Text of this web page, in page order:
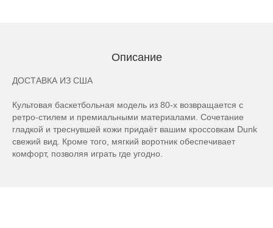
Описание
ДОСТАВКА ИЗ США
Культовая баскетбольная модель из 80-х возвращается с
ретро-стилем и премиальными материалами. Сочетание
гладкой и треснувшей кожи придаёт вашим кроссовкам Dunk
свежий вид. Кроме того, мягкий воротник обеспечивает
комфорт, позволяя играть где угодно.